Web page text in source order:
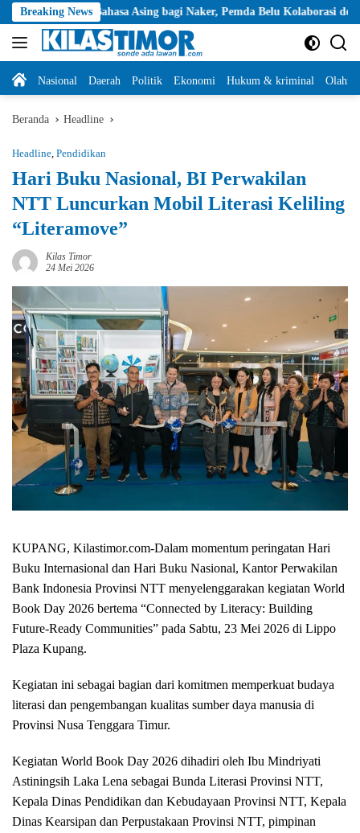
Langsung
ke
konten
Breaking News
Bahasa Asing bagi Naker, Pemda Belu Kolaborasi dengan Yayasan
HomeNasional Daerah Politik Ekonomi Hukum & kriminal
Beranda Headline
Headline, Pendidikan
Hari Buku Nasional, BI Perwakilan
NTT Luncurkan Mobil Literasi Keliling
“Literamove”
Kilas Timor
24 Mei 2026
KUPANG, Kilastimor.com-Dalam momentum peringatan Hari
Buku Internasional dan Hari Buku Nasional, Kantor Perwakilan
Bank Indonesia Provinsi NTT menyelenggarakan kegiatan World
Book Day 2026 bertema “Connected by Literacy: Building
Future-Ready Communities” pada Sabtu, 23 Mei 2026 di Lippo
Plaza Kupang.
Kegiatan ini sebagai bagian dari komitmen memperkuat budaya
literasi dan pengembangan kualitas sumber daya manusia di
Provinsi Nusa Tenggara Timur.
Kegiatan World Book Day 2026 dihadiri oleh Ibu Mindriyati
Astiningsih Laka Lena sebagai Bunda Literasi Provinsi NTT,
Kepala Dinas Pendidikan dan Kebudayaan Provinsi NTT, Kepala
Dinas Kearsipan dan Perpustakaan Provinsi NTT, pimpinan